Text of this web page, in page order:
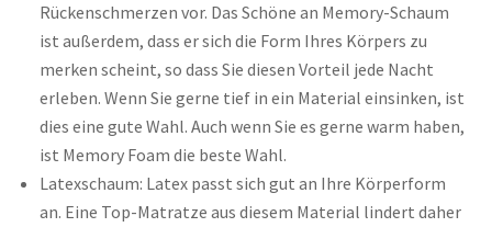
Rückenschmerzen vor. Das Schöne an Memory-Schaum
ist außerdem, dass er sich die Form Ihres Körpers zu
merken scheint, so dass Sie diesen Vorteil jede Nacht
erleben. Wenn Sie gerne tief in ein Material einsinken, ist
dies eine gute Wahl. Auch wenn Sie es gerne warm haben,
ist Memory Foam die beste Wahl.
Latexschaum: Latex passt sich gut an Ihre Körperform
an. Eine Top-Matratze aus diesem Material lindert daher